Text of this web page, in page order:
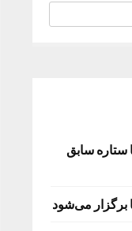
سابق
برگزار می‌شود